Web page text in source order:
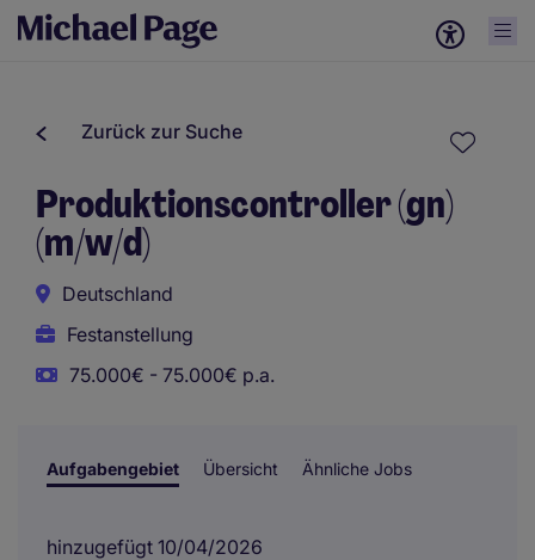
Zurück zur Suche
Produktionscontroller (gn)
(m/w/d)
Deutschland
Festanstellung
75.000€ - 75.000€ p.a.
Aufgabengebiet Übersicht Ähnliche Jobs
hinzugefügt 10/04/2026